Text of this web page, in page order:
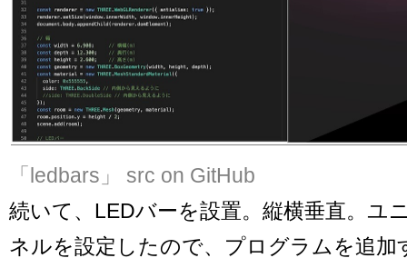
「ledbars」
src on GitHub
続いて、LEDバーを設置。縦横垂直。ユ
ネルを設定したので、プログラムを追加